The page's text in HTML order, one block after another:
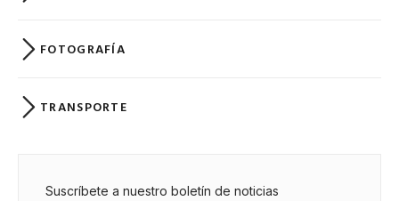
FOTOGRAFÍA
TRANSPORTE
Suscríbete a nuestro boletín de noticias